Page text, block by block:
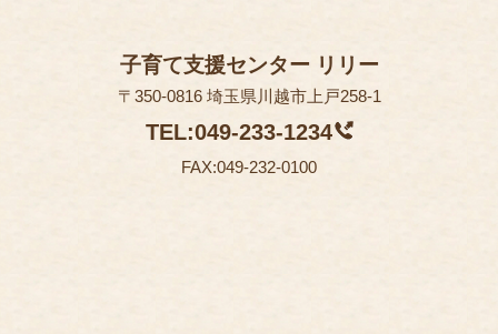
子育て支援センター リリー
〒350-0816 埼玉県川越市上戸258-1
TEL:049-233-1234
FAX:049-232-0100